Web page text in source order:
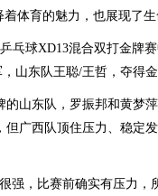
体育的魅力，也展现了生
球XD13混合双打金牌赛
山东队王聪/王哲，夺得金
东队，罗振邦和黄梦萍
广西队顶住压力、稳定
，比赛前确实有压力，